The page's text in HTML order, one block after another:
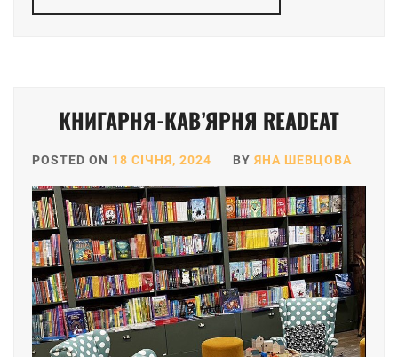
КНИГАРНЯ-КАВ’ЯРНЯ READEAT
POSTED ON 18 СІЧНЯ, 2024 BY ЯНА ШЕВЦОВА